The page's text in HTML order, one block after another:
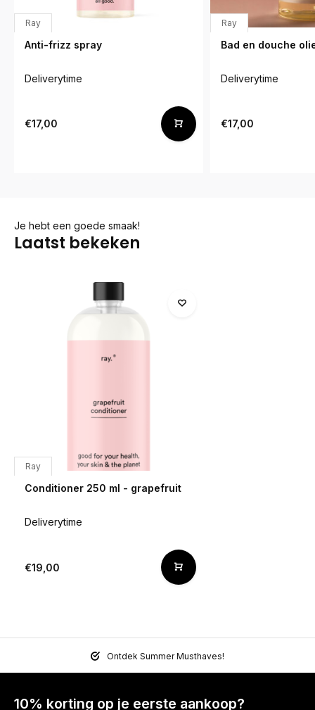
Ray
Anti-frizz spray
Deliverytime
€17,00
Ray
Bad en douche
Deliverytime
€17,00
Je hebt een goede smaak!
Laatst bekeken
Ray
Conditioner 250 ml - grapefruit
Deliverytime
€19,00
Ontdek Summer Musthaves!
10% korting op je eerste aankoop?